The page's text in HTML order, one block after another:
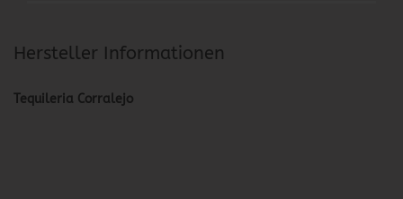
Hersteller Informationen
Tequileria Corralejo